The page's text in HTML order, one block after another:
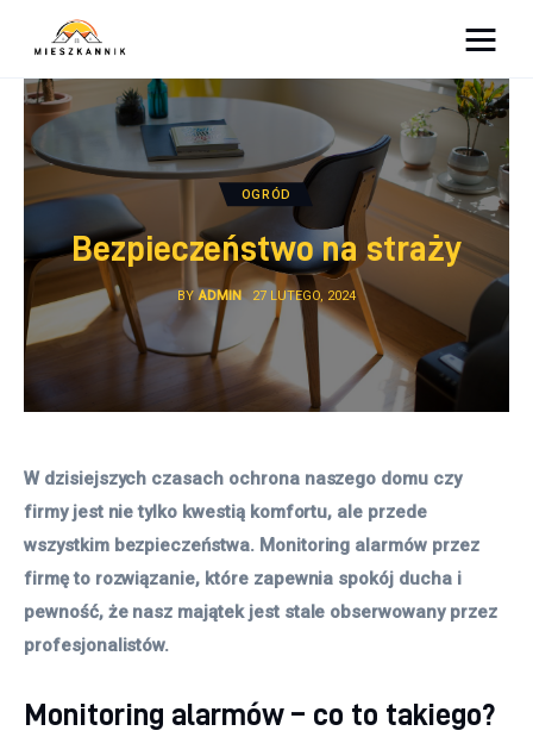
Sypialnia
Łazienka
Kuchnia
Salon
Ogród
Więcej
OGRÓD
Bezpieczeństwo na straży
BY ADMIN 27 LUTEGO, 2024
W dzisiejszych czasach ochrona naszego domu czy
firmy jest nie tylko kwestią komfortu, ale przede
wszystkim bezpieczeństwa. Monitoring alarmów przez
firmę to rozwiązanie, które zapewnia spokój ducha i
pewność, że nasz majątek jest stale obserwowany przez
profesjonalistów.
Monitoring alarmów – co to takiego?